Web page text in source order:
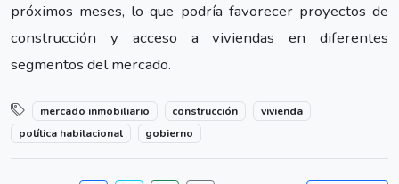
próximos meses, lo que podría favorecer proyectos de
construcción y acceso a viviendas en diferentes
segmentos del mercado.
mercado inmobiliario construcción
vivienda
política habitacional
gobierno